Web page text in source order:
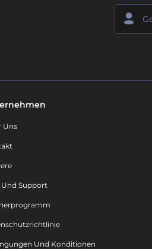
Uns
Und Support
Und Konditionen